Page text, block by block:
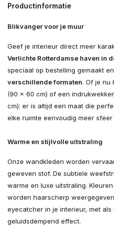
Productinformatie
Blikvanger voor je muur
Geef je interieur direct meer
Verlichte Rotterdamse haven in
speciaal op bestelling gemaakt
verschillende formaten. Of je nu
(90 × 60 cm) of een
cm): er is altijd een maat die
elke ruimte eenvoudig meer sfeer
Warme en stijlvolle uitstraling
Onze wandkleden worden
geweven stof. De subtiele
warme en luxe uitstraling.
worden haarscherp
eyecatcher in je interieur, met
geluidsdempend effect.